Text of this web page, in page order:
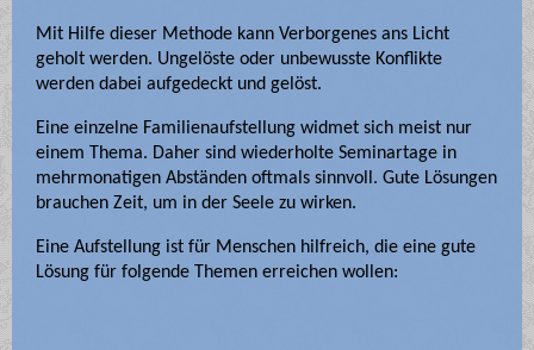
Mit Hilfe dieser Methode kann Verborgenes ans Licht
geholt werden. Ungelöste oder unbewusste Konflikte
werden dabei aufgedeckt und gelöst.
Eine einzelne Familienaufstellung widmet sich meist nur
einem Thema. Daher sind wiederholte Seminartage in
mehrmonatigen Abständen oftmals sinnvoll. Gute Lösungen
brauchen Zeit, um in der Seele zu wirken.
Eine Aufstellung ist für Menschen hilfreich, die eine gute
Lösung für folgende Themen erreichen wollen: